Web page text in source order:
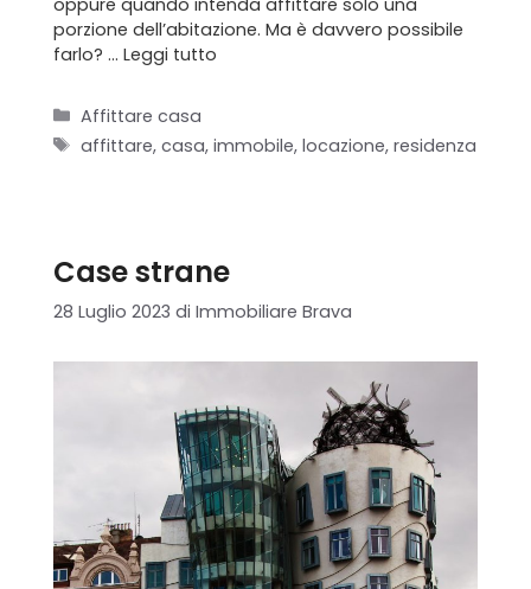
porzione dell’abitazione. Ma è davvero possibile
farlo? … Leggi tutto
Categorie
Affittare casa
Tag
affittare,casa,immobile,locazione,residenza
Case strane
28 Luglio 2023 di Immobiliare Brava